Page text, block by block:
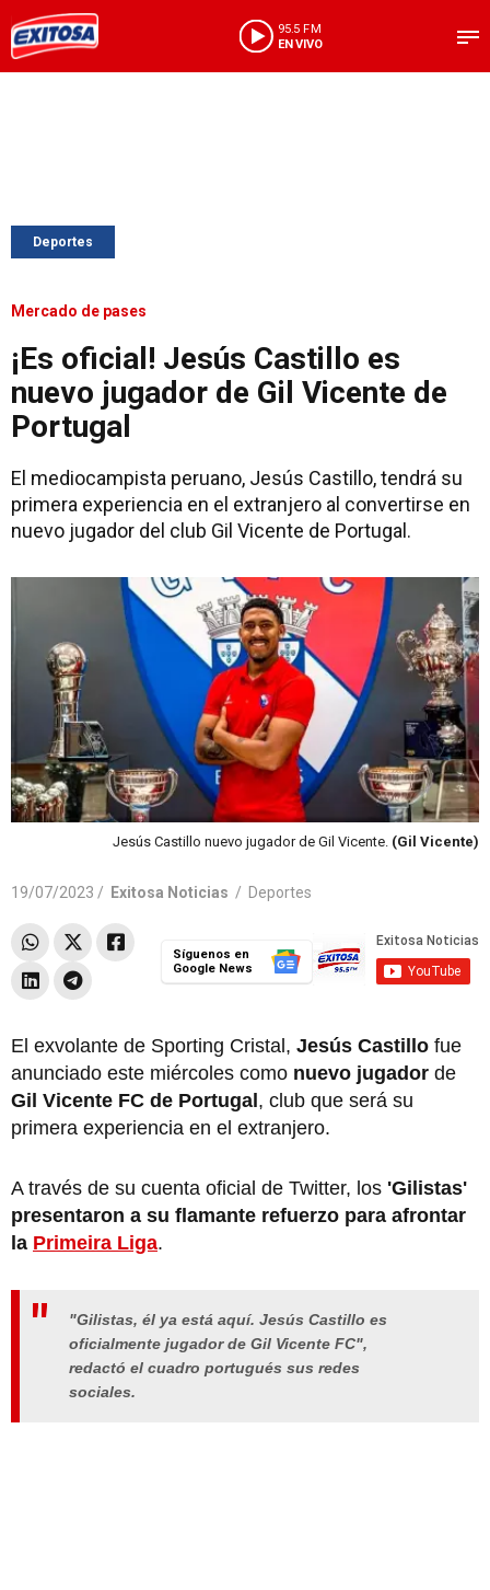
95.5 FM
EN VIVO
Deportes
Mercado de pases
¡Es oficial! Jesús Castillo es
nuevo jugador de Gil Vicente de
Portugal
El mediocampista peruano, Jesús Castillo, tendrá su
primera experiencia en el extranjero al convertirse en
nuevo jugador del club Gil Vicente de Portugal.
Jesús Castillo nuevo jugador de Gil Vicente. (Gil Vicente)
19/07/2023 / Exitosa Noticias / Deportes
Síguenos en
Google News
El exvolante de Sporting Cristal, Jesús Castillo fue
anunciado este miércoles como nuevo jugador de
Gil Vicente FC de Portugal, club que será su
primera experiencia en el extranjero.
A través de su cuenta oficial de Twitter, los 'Gilistas'
presentaron a su flamante refuerzo para afrontar
la Primeira Liga.
"Gilistas, él ya está aquí. Jesús Castillo es
oficialmente jugador de Gil Vicente FC",
redactó el cuadro portugués sus redes
sociales.